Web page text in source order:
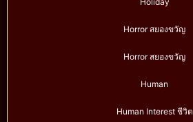
Horror สยองขวัญ
Horror สยองขวัญ
Human
Human Interest ชีวิต